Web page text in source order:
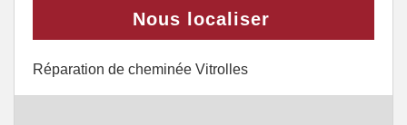
Nous localiser
Réparation de cheminée Vitrolles